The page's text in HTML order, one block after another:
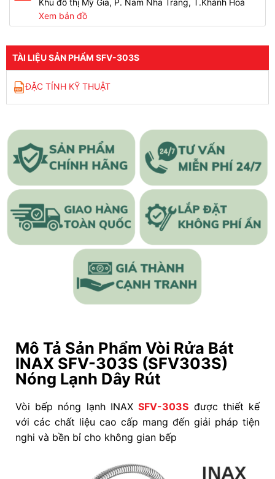
Xem bản đồ
TÀI LIỆU SẢN PHẨM SFV-303S
ĐẶC TÍNH KỸ THUẬT
Mô Tả Sản Phẩm Vòi Rửa Bát
INAX SFV-303S (SFV303S)
Nóng Lạnh Dây Rút
Vòi bếp nóng lạnh INAXSFV-303S được thiết kế
với các chất liệu cao cấp mang đến giải pháp tiện
nghi và bền bỉ cho không gian bếp